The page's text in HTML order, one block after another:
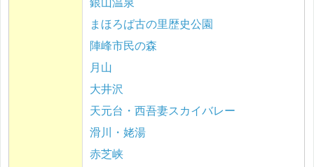
銀山温泉
まほろば古の里歴史公園
陣峰市民の森
月山
大井沢
天元台・西吾妻スカイバレー
滑川・姥湯
赤芝峡